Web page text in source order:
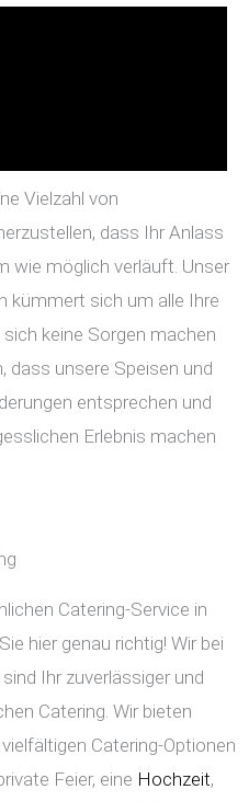
Vielzahl von
dass Ihr Anlass
wie möglich verläuft. Unser
kümmert sich um alle Ihre
keine Sorgen machen
dass unsere Speisen und
entsprechen und
Erlebnis machen
Catering-Service in
hier genau richtig! Wir bei
Ihr zuverlässiger und
Catering. Wir bieten
Catering-Optionen
Feier, eine Hochzeit,